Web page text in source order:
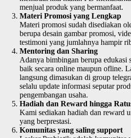
menjual produk yang bermanfaat.
Materi Promosi yang Lengkap
Materi promosi sudah disediakan
berupa desain gambar promosi,
testimoni yang jumlahnya hampir
Mentoring dan Sharing
Adanya bimbingan berupa edukasi
baik secara online maupun ofline.
langsung dimasukan di group
selalu update informasi seputar
pengembangan usaha.
Hadiah dan Reward hingga
Kami sediakan hadiah dan reward
yang berprestasi.
Komunitas yang saling support